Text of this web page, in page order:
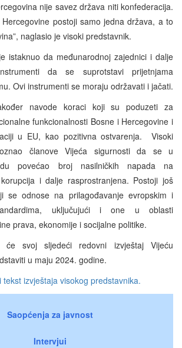
nije savez država niti konfederacija.
postoji samo jedna država, a to
naglasio je visoki predstavnik.
istaknuo da međunarodnoj zajednici i dalje
da se suprotstavi prijetnjama
Ovi instrumenti se moraju održavati i jačati.
navode koraci koji su poduzeti za
funkcionalnosti Bosne i Hercegovine i
u EU, kao pozitivna ostvarenja. Visoki
članove Vijeća sigurnosti da se u
povećao broj nasilničkih napada na
i dalje rasprostranjena. Postoji još
se odnose na prilagođavanje evropskim i
uključujući i one u oblasti
prava, ekonomije i socijalne politike.
će svoj sljedeći redovni izvještaj Vijeću
u maju 2024. godine.
tekst izvještaja visokog predstavnika.
Saopćenja za javnost
Intervjui